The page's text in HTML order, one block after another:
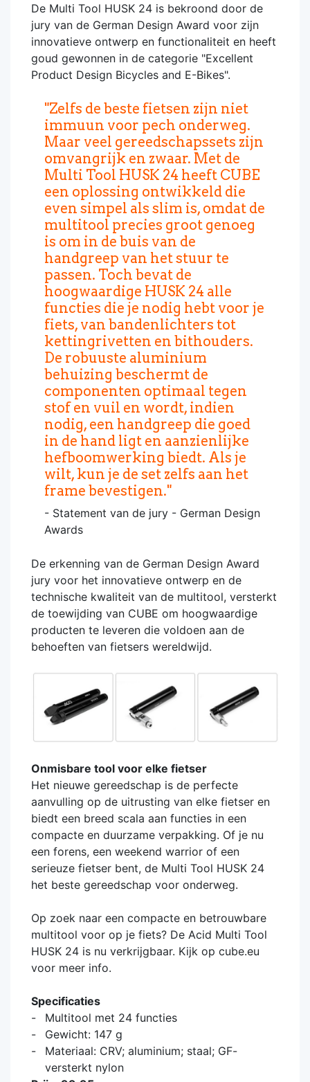
De Multi Tool HUSK 24 is bekroond door de
jury van de German Design Award voor zijn
innovatieve ontwerp en functionaliteit en heeft
goud gewonnen in de categorie "Excellent
Product Design Bicycles and E-Bikes".
"Zelfs de beste fietsen zijn niet
immuun voor pech onderweg.
Maar veel gereedschapssets zijn
omvangrijk en zwaar. Met de
Multi Tool HUSK 24 heeft CUBE
een oplossing ontwikkeld die
even simpel als slim is, omdat de
multitool precies groot genoeg
is om in de buis van de
handgreep van het stuur te
passen. Toch bevat de
hoogwaardige HUSK 24 alle
functies die je nodig hebt voor je
fiets, van bandenlichters tot
kettingrivetten en bithouders.
De robuuste aluminium
behuizing beschermt de
componenten optimaal tegen
stof en vuil en wordt, indien
nodig, een handgreep die goed
in de hand ligt en aanzienlijke
hefboomwerking biedt. Als je
wilt, kun je de set zelfs aan het
frame bevestigen."
- Statement van de jury - German Design
Awards
De erkenning van de German Design Award
jury voor het innovatieve ontwerp en de
technische kwaliteit van de multitool, versterkt
de toewijding van CUBE om hoogwaardige
producten te leveren die voldoen aan de
behoeften van fietsers wereldwijd.
Onmisbare tool voor elke fietser
Het nieuwe gereedschap is de perfecte
aanvulling op de uitrusting van elke fietser en
biedt een breed scala aan functies in een
compacte en duurzame verpakking. Of je nu
een forens, een weekend warrior of een
serieuze fietser bent, de Multi Tool HUSK 24
het beste gereedschap voor onderweg.
Op zoek naar een compacte en betrouwbare
multitool voor op je fiets? De Acid Multi Tool
HUSK 24 is nu verkrijgbaar. Kijk op cube.eu
voor meer info.
Specificaties
Multitool met 24 functies
Gewicht: 147 g
Materiaal: CRV; aluminium; staal; GF-
versterkt nylon